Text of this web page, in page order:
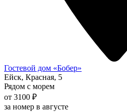
Гостевой дом «Бобер»
Ейск, Красная, 5
Рядом с морем
от 3100 ₽
за номер в августе